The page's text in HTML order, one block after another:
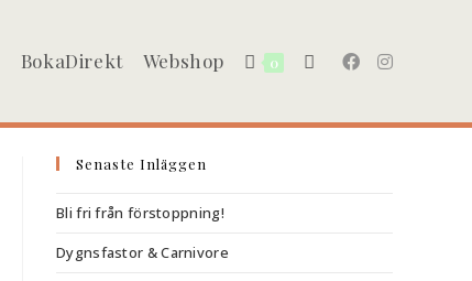
BokaDirekt Webshop 0
Senaste Inläggen
Bli fri från förstoppning!
Dygnsfastor & Carnivore